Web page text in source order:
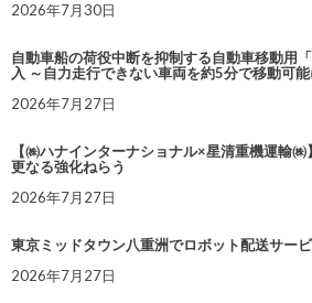
2026年7月30日
自動車船の荷役中断を抑制する自動車移動用
入 ～自力走行できない車両を約5分で移動可能
2026年7月27日
【㈱ハナインターナショナル×星清重機運輸
更なる強化ねらう
2026年7月27日
東京ミッドタウン八重洲でロボット配送サー
2026年7月27日